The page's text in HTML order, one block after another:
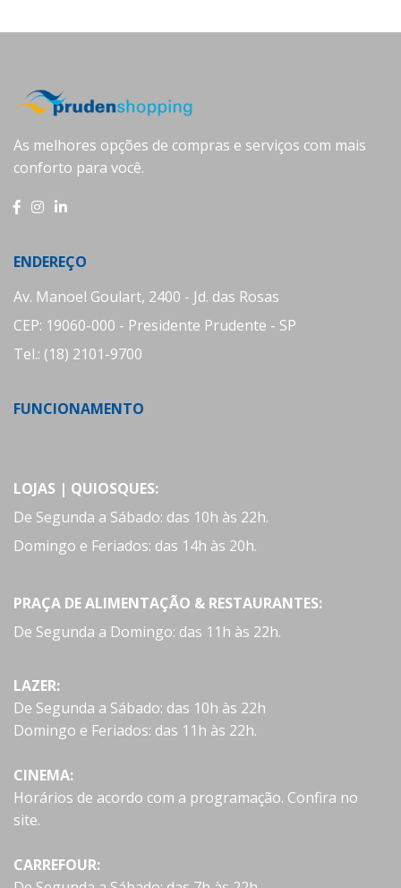
As melhores opções de compras e serviços com mais
conforto para você.
ENDEREÇO
Av. Manoel Goulart, 2400 - Jd. das Rosas
CEP: 19060-000 - Presidente Prudente - SP
Tel.: (18) 2101-9700
FUNCIONAMENTO
LOJAS | QUIOSQUES:
De Segunda a Sábado: das 10h às 22h.
Domingo e Feriados: das 14h às 20h.
PRAÇA DE ALIMENTAÇÃO & RESTAURANTES:
De Segunda a Domingo: das 11h às 22h.
LAZER:
De Segunda a Sábado: das 10h às 22h
Domingo e Feriados: das 11h às 22h.
CINEMA:
Horários de acordo com a programação. Confira no
site.
CARREFOUR: